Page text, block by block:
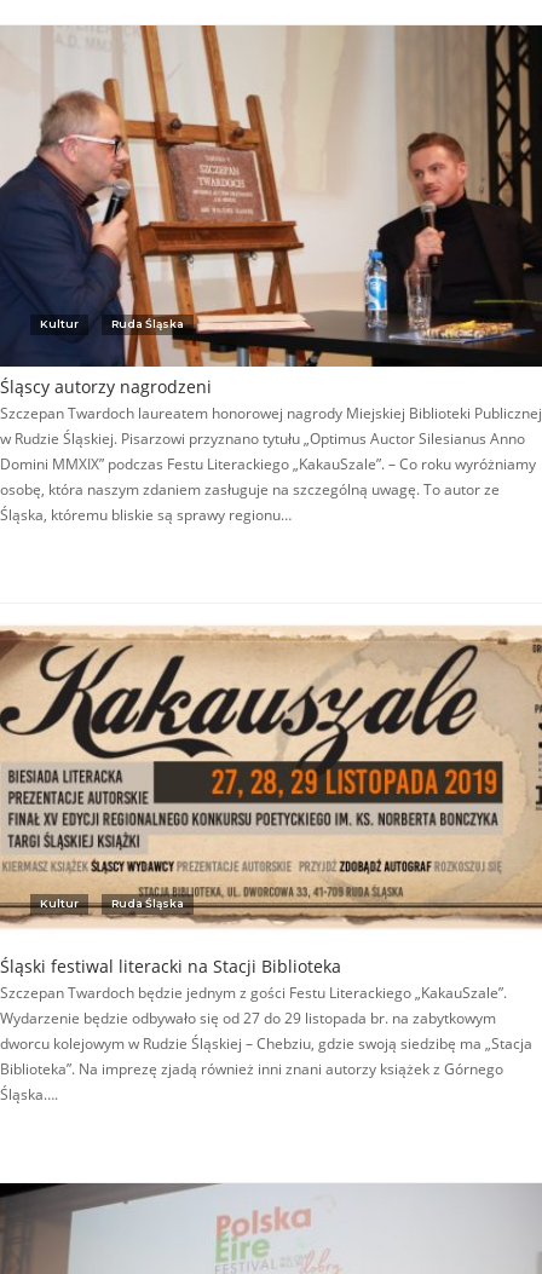
Kultur Ruda Śląska
Śląscy autorzy nagrodzeni
Szczepan Twardoch laureatem honorowej nagrody Miejskiej Biblioteki Publicznej
w Rudzie Śląskiej. Pisarzowi przyznano tytułu „Optimus Auctor Silesianus Anno
Domini MMXIX” podczas Festu Literackiego „KakauSzale”. – Co roku wyróżniamy
osobę, która naszym zdaniem zasługuje na szczególną uwagę. To autor ze
Śląska, któremu bliskie są sprawy regionu…
Kultur Ruda Śląska
Śląski festiwal literacki na Stacji Biblioteka
Szczepan Twardoch będzie jednym z gości Festu Literackiego „KakauSzale”.
Wydarzenie będzie odbywało się od 27 do 29 listopada br. na zabytkowym
dworcu kolejowym w Rudzie Śląskiej – Chebziu, gdzie swoją siedzibę ma „Stacja
Biblioteka”. Na imprezę zjadą również inni znani autorzy książek z Górnego
Śląska….